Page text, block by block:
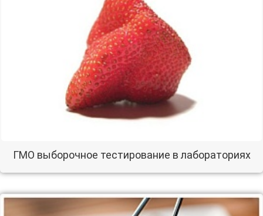
ГМО выборочное тестирование в лабораториях